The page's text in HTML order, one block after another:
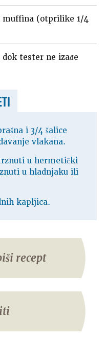
muffina (otprilike 1/4
tester ne izađe
i 3/4 šalice
vlakana.
u hermetički
u hladnjaku ili
kapljica.
recept